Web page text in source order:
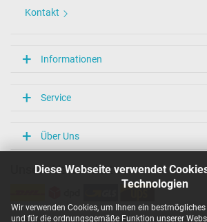
Diese Webseite verwendet
Technologien
Wir verwenden Cookies, um Ihnen ein
und für die ordnungsgemäße Funktion unserer
Kontakt
Informationen
Service
Über Uns
Unsere Versandarten